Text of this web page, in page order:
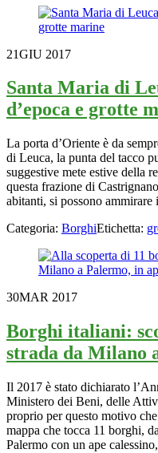
21GIU 2017
Santa Maria di
d’epoca e grotte
La porta d’Oriente è da
di Leuca, la punta del tacco
suggestive mete estive della
questa frazione di
abitanti, si possono
Categoria: BorghiEtichetta:
30MAR 2017
Borghi italiani:
strada da Milano
Il 2017 è stato dichiarato
Ministero dei Beni, delle
proprio per questo motivo
mappa che tocca 11 borghi,
Palermo con un ape